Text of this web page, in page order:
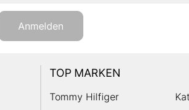
Anmelden
TOP MARKEN
Tommy Hilfiger